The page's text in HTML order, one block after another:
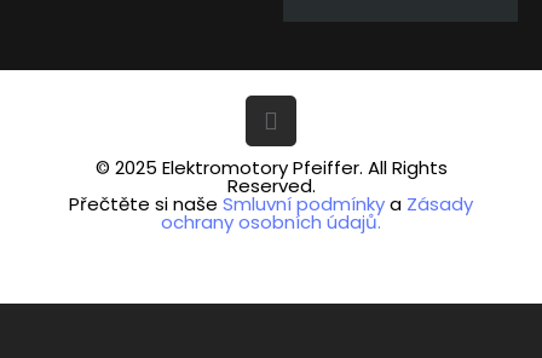
© 2025 Elektromotory Pfeiffer. All Rights
Reserved.
Přečtěte si naše Smluvní podmínkya Zásady
ochrany osobních údajů.